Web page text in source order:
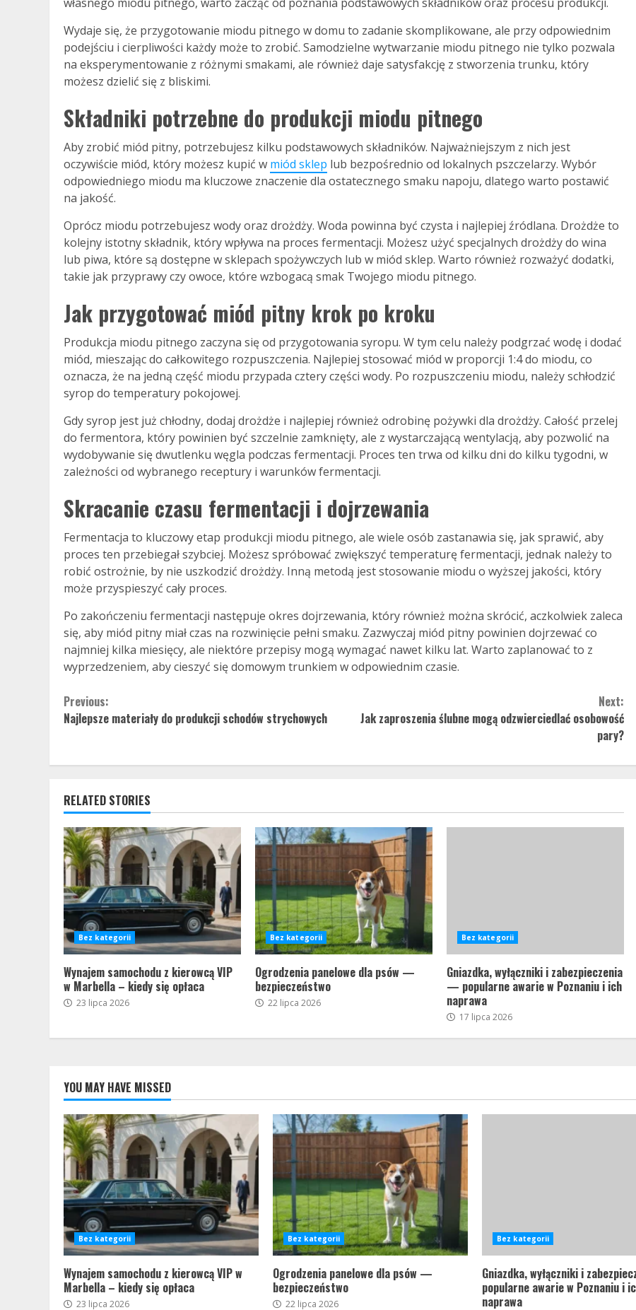
Wydaje się, że przygotowanie miodu pitnego w domu to zadanie skomplikowane, ale przy odpowiednim
podejściu i cierpliwości każdy może to zrobić. Samodzielne wytwarzanie miodu pitnego nie tylko pozwala
na eksperymentowanie z różnymi smakami, ale również daje satysfakcję z stworzenia trunku, który
możesz dzielić się z bliskimi.
Składniki potrzebne do produkcji miodu pitnego
Aby zrobić miód pitny, potrzebujesz kilku podstawowych składników. Najważniejszym z nich jest
oczywiście miód, który możesz kupić w miód sklep lub bezpośrednio od lokalnych pszczelarzy. Wybór
odpowiedniego miodu ma kluczowe znaczenie dla ostatecznego smaku napoju, dlatego warto postawić
na jakość.
Oprócz miodu potrzebujesz wody oraz drożdży. Woda powinna być czysta i najlepiej źródlana. Drożdże to
kolejny istotny składnik, który wpływa na proces fermentacji. Możesz użyć specjalnych drożdży do wina
lub piwa, które są dostępne w sklepach spożywczych lub w miód sklep. Warto również rozważyć dodatki,
takie jak przyprawy czy owoce, które wzbogacą smak Twojego miodu pitnego.
Jak przygotować miód pitny krok po kroku
Produkcja miodu pitnego zaczyna się od przygotowania syropu. W tym celu należy podgrzać wodę i dodać
miód, mieszając do całkowitego rozpuszczenia. Najlepiej stosować miód w proporcji 1:4 do miodu, co
oznacza, że na jedną część miodu przypada cztery części wody. Po rozpuszczeniu miodu, należy schłodzić
syrop do temperatury pokojowej.
Gdy syrop jest już chłodny, dodaj drożdże i najlepiej również odrobinę pożywki dla drożdży. Całość przelej
do fermentora, który powinien być szczelnie zamknięty, ale z wystarczającą wentylacją, aby pozwolić na
wydobywanie się dwutlenku węgla podczas fermentacji. Proces ten trwa od kilku dni do kilku tygodni, w
zależności od wybranego receptury i warunków fermentacji.
Skracanie czasu fermentacji i dojrzewania
Fermentacja to kluczowy etap produkcji miodu pitnego, ale wiele osób zastanawia się, jak sprawić, aby
proces ten przebiegał szybciej. Możesz spróbować zwiększyć temperaturę fermentacji, jednak należy to
robić ostrożnie, by nie uszkodzić drożdży. Inną metodą jest stosowanie miodu o wyższej jakości, który
może przyspieszyć cały proces.
Po zakończeniu fermentacji następuje okres dojrzewania, który również można skrócić, aczkolwiek zaleca
się, aby miód pitny miał czas na rozwinięcie pełni smaku. Zazwyczaj miód pitny powinien dojrzewać co
najmniej kilka miesięcy, ale niektóre przepisy mogą wymagać nawet kilku lat. Warto zaplanować to z
wyprzedzeniem, aby cieszyć się domowym trunkiem w odpowiednim czasie.
Continue
Reading
Previous:
Najlepsze materiały do produkcji schodów strychowych
Next:
Jak zaproszenia ślubne mogą odzwierciedlać osobowość
pary?
RELATED STORIES
Bez kategorii
Wynajem samochodu z kierowcą VIP
w Marbella – kiedy się opłaca
23 lipca 2026
Bez kategorii
Ogrodzenia panelowe dla psów —
bezpieczeństwo
22 lipca 2026
Bez kategorii
Gniazdka, wyłączniki i zabezpieczenia
— popularne awarie w Poznaniu i ich
naprawa
17 lipca 2026
YOU MAY HAVE MISSED
Bez kategorii
Wynajem samochodu z kierowcą VIP w
Marbella – kiedy się opłaca
23 lipca 2026
Bez kategorii
Ogrodzenia panelowe dla psów —
bezpieczeństwo
22 lipca 2026
Bez kategorii
Gniazdka, wyłączniki i
popularne awarie w Poznaniu i
naprawa